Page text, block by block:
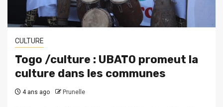
CULTURE
Togo /culture : UBATO promeut la
culture dans les communes
4 ans ago Prunelle